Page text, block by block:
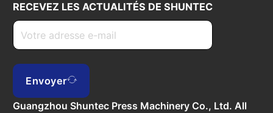
RECEVEZ LES ACTUALITÉS DE SHUNTEC
Envoyer
Guangzhou Shuntec Press Machinery Co., Ltd. All